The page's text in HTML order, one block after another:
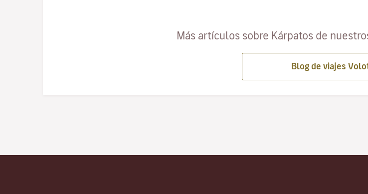
Más artículos sobre Kárpatos de
Blog de viajes